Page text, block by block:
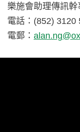
樂施會助理傳訊幹
電話：(852) 3120
電郵：